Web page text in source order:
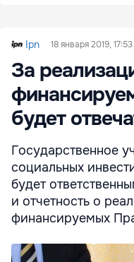
Ipn 18 января 2019, 17:53
За
будет
Государственное
социальных
будет
и отчетность о
финансируемых